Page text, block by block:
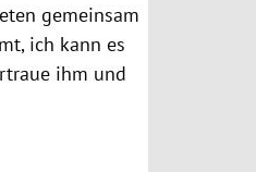
gemeinsam
ich kann es
ihm und